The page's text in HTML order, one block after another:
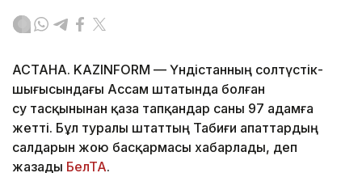
АСТАНА. KAZINFORM — Үндістанның солтүстік-
шығысындағы Ассам штатында болған
су тасқынынан қаза тапқандар саны 97 адамға
жетті. Бұл туралы штаттың Табиғи апаттардың
салдарын жою басқармасы хабарлады, деп
жазады БелТА.